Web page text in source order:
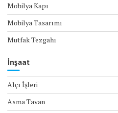
Mobilya Kapı
Mobilya Tasarımı
Mutfak Tezgahı
İnşaat
Alçı İşleri
Asma Tavan